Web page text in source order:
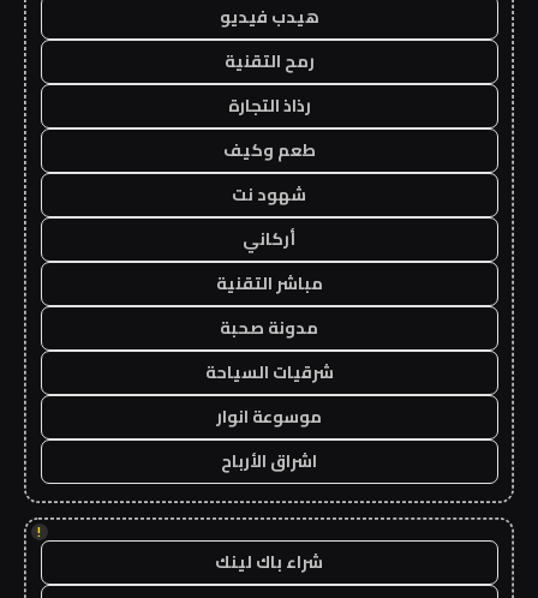
هيدب فيديو
رمح التقنية
رذاذ التجارة
طعم وكيف
شهود نت
أركاني
مباشر التقنية
مدونة صحبة
شرقيات السياحة
موسوعة انوار
اشراق الأرباح
!
شراء باك لينك